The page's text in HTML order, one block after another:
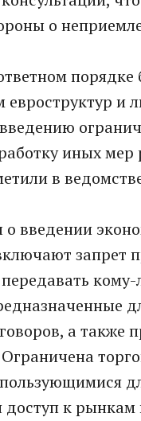
о
евроструктур и
иных мер
в
о введении
запрет
а также
доступ к